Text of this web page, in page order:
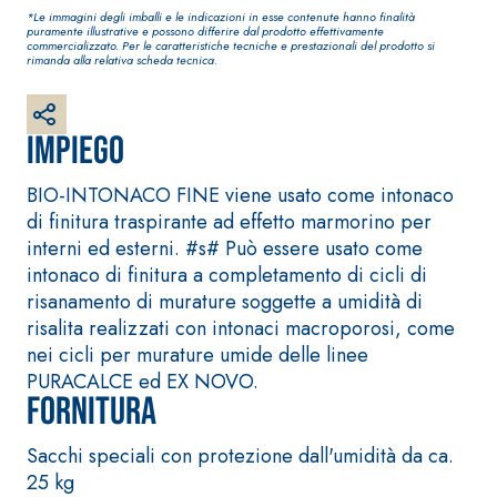
Impiego
BIO-INTONACO FINE viene usato come intonaco
di finitura traspirante ad effetto marmorino per
interni ed esterni. #s# Può essere usato come
intonaco di finitura a completamento di cicli di
risanamento di murature soggette a umidità di
risalita realizzati con intonaci macroporosi, come
nei cicli per murature umide delle linee
PURACALCE ed EX NOVO.
Fornitura
Sacchi speciali con protezione dall'umidità da ca.
25 kg
*Le immagini degli imballi e le indicazioni in esse contenute hanno finalità
puramente illustrative e possono differire dal prodotto effettivamente
commercializzato. Per le caratteristiche tecniche e prestazionali del prodotto si
rimanda alla relativa scheda tecnica.
bianco fibrorinforzato
a base di calce aerea,
per interni ed esterni
Sistema RIPRISTINO DEL
CALCESTRUZZO
PRODOTTI TIXOTROPICI
GEOACTIVE R4 40
contenente speciali
leganti solfatoresistenti,
Sistema POSA
RIVESTIMENTI
Lisciatura